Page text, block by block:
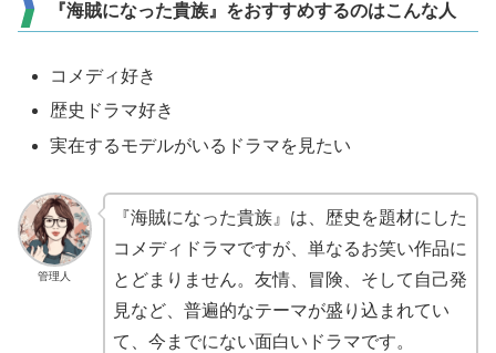
『海賊になった貴族』をおすすめするのはこんな人
コメディ好き
歴史ドラマ好き
実在するモデルがいるドラマを見たい
管理人
『海賊になった貴族』は、歴史を題材にした
コメディドラマですが、単なるお笑い作品に
とどまりません。友情、冒険、そして自己発
見など、普遍的なテーマが盛り込まれてい
て、今までにない面白いドラマです。